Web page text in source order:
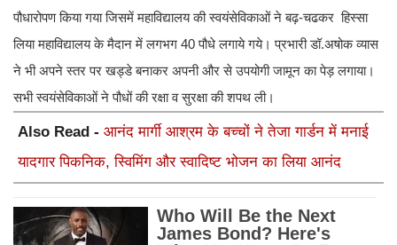
पौधारोपण किया गया जिसमें महाविद्यालय की स्वयंसेविकाओं ने बढ़-चढकर हिस्सा
लिया महाविद्यालय के मैदान में लगभग 40 पौधे लगाये गये। प्रभारी डॉ.अषोक व्यास
ने भी अपने स्तर पर खड्डे बनाकर अपनी और से उपयोगी जामून का पेड़ लगाया।
सभी स्वयंसेविकाओं ने पौधों की रक्षा व सुरक्षा की शपथ ली।
Also Read - आनंद मार्गी आश्रम के बच्चों ने तेजा गार्डन में मनाई
यादगार पिकनिक, स्विमिंग और स्वादिष्ट भोजन का लिया आनंद